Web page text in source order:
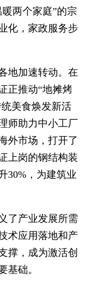
两个家庭”的宗
化，家政服务步
加速转动。在
正推动“地摊烤
美食焕发新活
师助力中小工厂
外市场，打开了
上岗的钢结构装
30%，为建筑业
产业发展所需
术应用落地和产
撑，成为激活创
基础。